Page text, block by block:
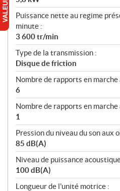
Puissance nette au regime
minute :
3 600 tr/min
Type de la transmission :
Disque de friction
Nombre de rapports en marche
6
Nombre de rapports en
1
Pression du niveau du son aux
85 dB(A)
Niveau de puissance
100 dB(A)
Longueur de l'unité motrice :